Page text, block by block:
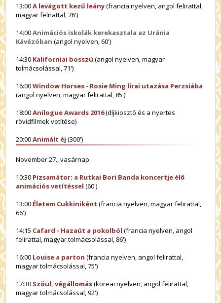
13:00A levágott kezű leány(francia nyelven, angol felirattal,
magyar felirattal, 76')
14:00Animációs iskolák kerekasztala az Uránia
Kávézóban (angol nyelven, 60')
14:30 Kaliforniai bosszú (angol nyelven, magyar
tolmácsolással, 71')
16:00Window Horses - Rosie Ming lírai utazása Perzsiába
(angol nyelven, magyar felirattal, 85')
18:00Anilogue Awards 2016(díjkiosztó és a nyertes
rövidfilmek vetítése)
20:00Animált éj (300')
November 27., vasárnap
10:30 Pizsamátor: a Rutkai Bori Banda koncertje élő
animációs vetítéssel (60')
13:00 Életem Cukkiniként (francia nyelven, magyar felirattal,
66')
14:15 Cafard - Hazaút a pokolból (francia nyelven, angol
felirattal, magyar tolmácsolással, 86')
16:00 Louise a parton (francia nyelven, angol felirattal,
magyar tolmácsolással, 75')
17:30 Szöul, végállomás(koreai nyelven, angol felirattal,
magyar tolmácsolással, 92')